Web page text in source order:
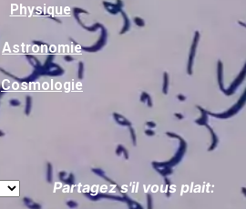
Physique
Astronomie
Cosmologie
Partagez s'il vous plait: